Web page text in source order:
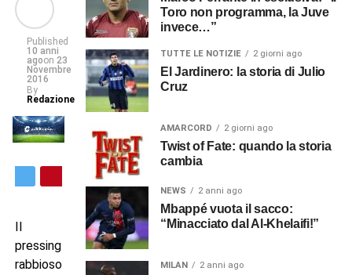
Published
10 anni
agoon 23
Novembre
2016
By
Redazione
pressing
rabbioso
Toro non programma, la Juve
invece…”
TUTTE LE NOTIZIE 2 giorni ago
El Jardinero: la storia di Julio
Cruz
AMARCORD 2 giorni ago
Twist of Fate: quando la storia
cambia
NEWS 2 anni ago
Mbappé vuota il sacco:
“Minacciato dal Al-Khelaifi!”
MILAN 2 anni ago